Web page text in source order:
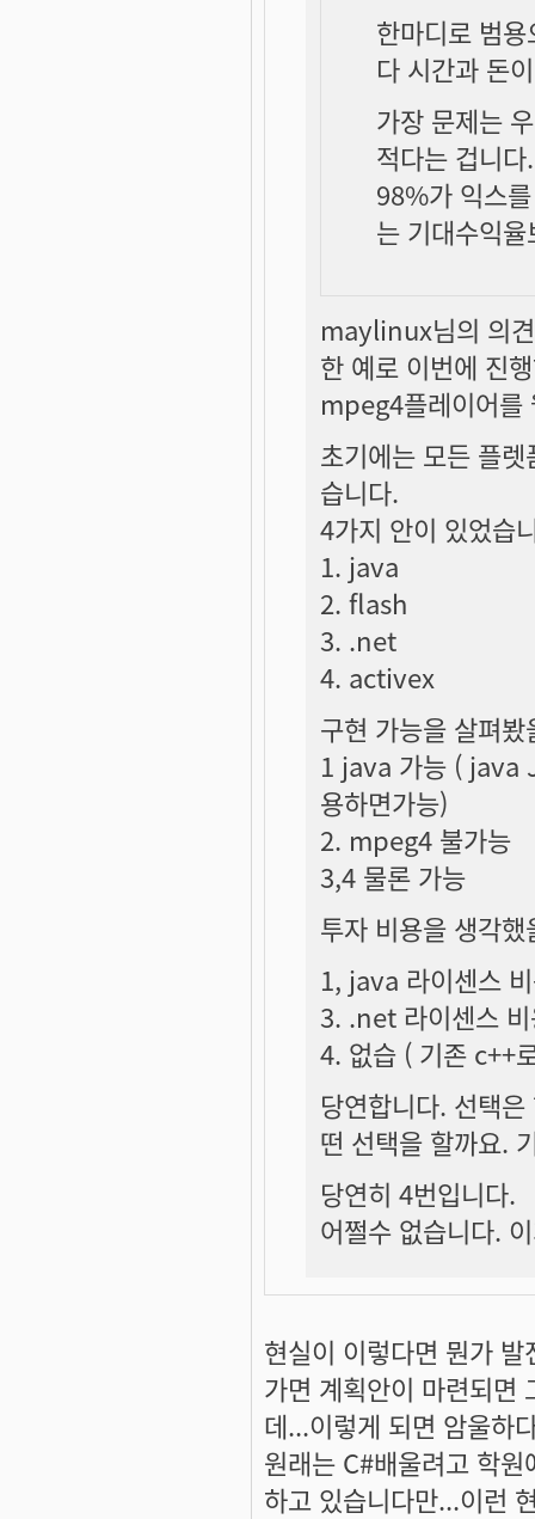
한마디로 범
다 시간과 돈
가장 문제는
적다는 겁니다.
98%가 익스
는 기대수익
maylinux님의 의
한 예로 이번에 진
mpeg4플레이어를
초기에는 모든 플
습니다.
4가지 안이 있었습
1. java
2. flash
3. .net
4. activex
구현 가능을 살펴
1 java 가능 ( java
용하면가능)
2. mpeg4 불가능
3,4 물론 가능
투자 비용을 생각했
1, java 라이센스
3. .net 라이센스
4. 없습 ( 기존 c++
당연합니다. 선택
떤 선택을 할까요.
당연히 4번입니다.
어쩔수 없습니다.
현실이 이렇다면 뭔가
가면 계획안이 마련되면
데...이렇게 되면 암울하
원래는 C#배울려고 학
하고 있습니다만...이런